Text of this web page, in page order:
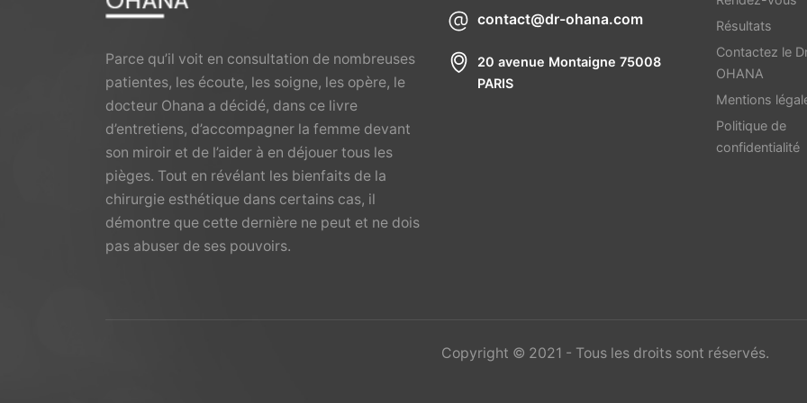
Parce qu’il voit en consultation de nombreuses
patientes, les écoute, les soigne, les opère, le
docteur Ohana a décidé, dans ce livre
d’entretiens, d’accompagner la femme devant
son miroir et de l’aider à en déjouer tous les
pièges. Tout en révélant les bienfaits de la
chirurgie esthétique dans certains cas, il
démontre que cette dernière ne peut et ne dois
pas abuser de ses pouvoirs.
contact@dr-ohana.com
20 avenue Montaigne 75008
PARIS
Résultats
Contactez le
OHANA
Mentions
Politique de
confidentialité
Copyright © 2021 - Tous les droits sont réservés.